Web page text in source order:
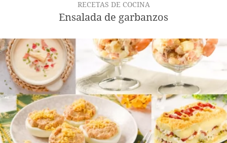
RECETAS DE COCINA
Ensalada de garbanzos